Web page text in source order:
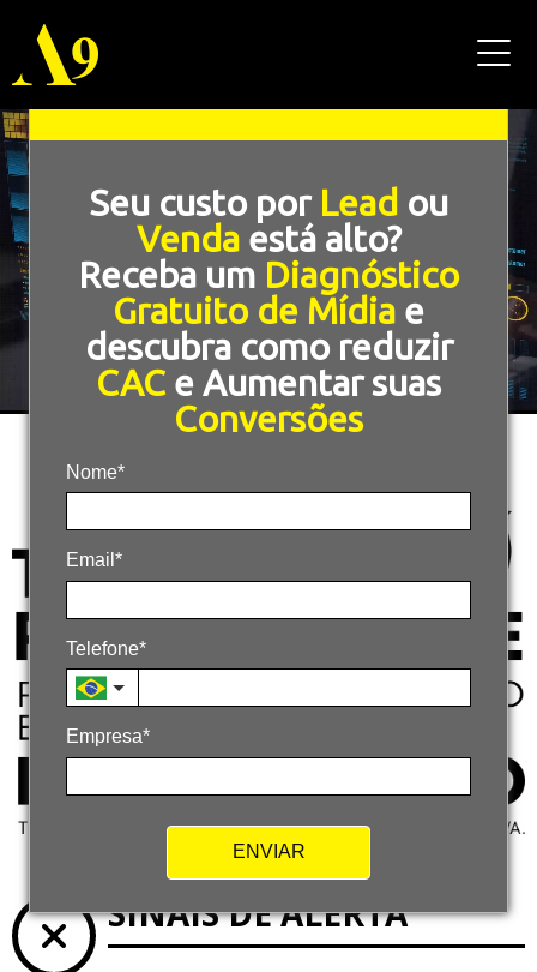
Seu custo por Lead ou
Vendaestá alto?
Receba um Diagnóstico
Gratuito de Mídia e
descubra como reduzir
CAC e Aumentar suas
Conversões
Nome*
Email*
Telefone*
Empresa*
ENVIAR
SINAIS DE ALERTA